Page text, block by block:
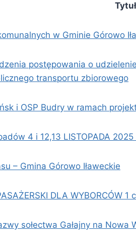
Tytuł
w Gminie Górowo
postępowania o
transportu zbiorowego
i OSP Budry w ramach
4 i 12,13 LISTOPADA 2025
– Gmina Górowo Iławeckie
DLA WYBORCÓW 1
sołectwa Gałajny na Nowa